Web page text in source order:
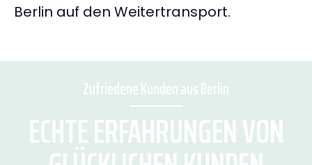
Berlin auf den Weitertransport.
Zufriedene Kunden aus Berlin
ECHTE ERFAHRUNGEN VON